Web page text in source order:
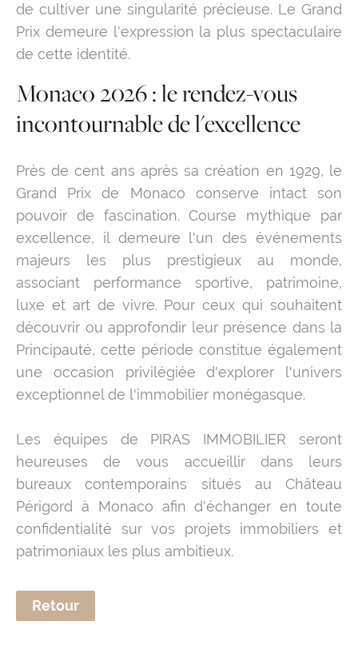
de cultiver une singularité précieuse. Le Grand
Prix demeure l'expression la plus spectaculaire
de cette identité.
Monaco 2026 : le rendez-vous
incontournable de l'excellence
Près de cent ans après sa création en 1929, le
Grand Prix de Monaco conserve intact son
pouvoir de fascination. Course mythique par
excellence, il demeure l'un des événements
majeurs les plus prestigieux au monde,
associant performance sportive, patrimoine,
luxe et art de vivre. Pour ceux qui souhaitent
découvrir ou approfondir leur présence dans la
Principauté, cette période constitue également
une occasion privilégiée d'explorer l'univers
exceptionnel de l'immobilier monégasque.
Les équipes de PIRAS IMMOBILIER seront
heureuses de vous accueillir dans leurs
bureaux contemporains situés au Château
Périgord à Monaco afin d'échanger en toute
confidentialité sur vos projets immobiliers et
patrimoniaux les plus ambitieux.
Retour